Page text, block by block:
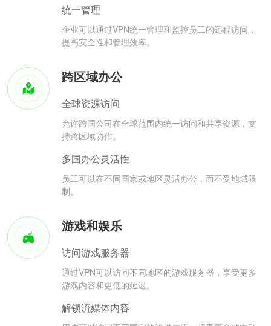
统一管理
企业可以通过VPN统一管理和监控员工的远程访问，
提高安全性和管理效率。
跨区域办公
全球资源访问
允许跨国公司在全球范围内统一访问和共享资源，支
持跨区域协作。
多国办公灵活性
员工可以在不同国家或地区灵活办公，而不受地域限
制。
游戏和娱乐
访问游戏服务器
通过VPN可以访问不同地区的游戏服务器，享受更多
游戏内容和更低的延迟。
解锁流媒体内容